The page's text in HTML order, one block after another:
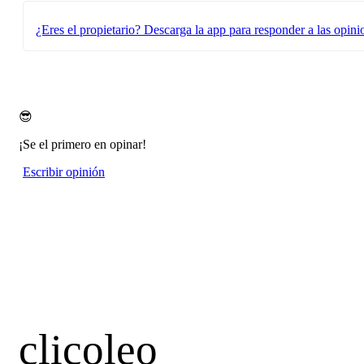
¿Eres el propietario? Descarga la app para responder a las
😎
¡Se el primero en opinar!
Escribir opinión
clicoleo